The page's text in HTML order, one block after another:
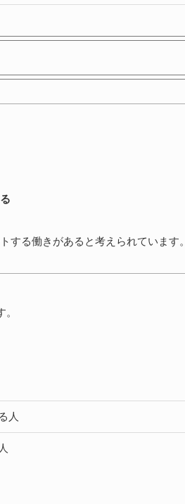
する働きがあると考えられています。
人